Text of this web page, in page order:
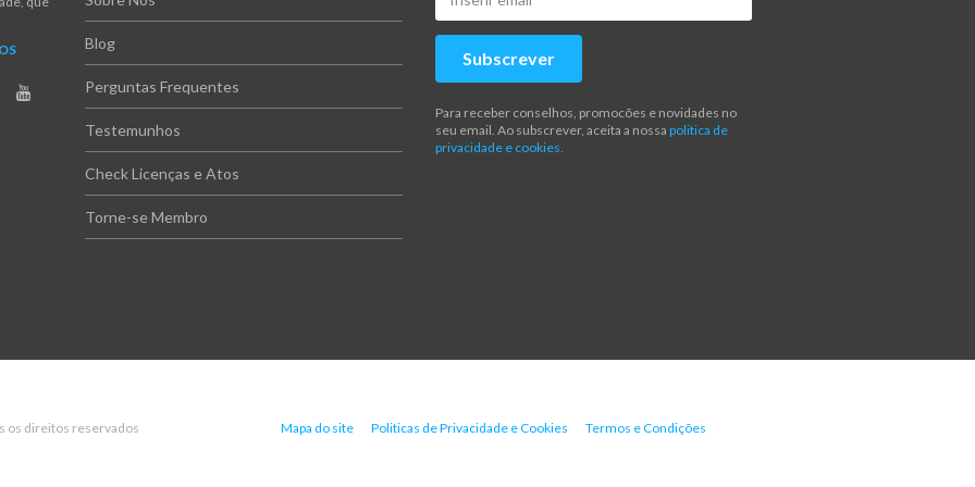
Blog
Perguntas Frequentes
Testemunhos
Check Licenças e Atos
Torne-se Membro
Subscrever
Para receber conselhos, promocões e novidades no
seu email. Ao subscrever, aceita a nossa politica de
privacidade e cookies.
os direitos reservados Mapa do site Politicas de Privacidade e Cookies Termos e Condições